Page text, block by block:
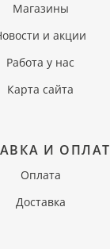
Магазины
и акции
Работа у нас
Карта сайта
И
Оплата
Доставка